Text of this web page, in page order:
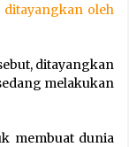
ditayangkan oleh
ditayangkan
melakukan
membuat dunia